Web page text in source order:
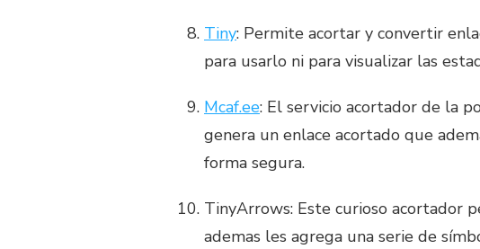
Tiny: Permite acortar y convertir
para usarlo ni para visualizar las
Mcaf.ee: El servicio acortador de la
genera un enlace acortado que
forma segura.
TinyArrows: Este curioso acortador
ademas les agrega una serie de